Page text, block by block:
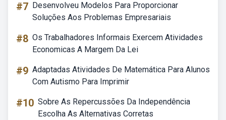
#7 Desenvolveu Modelos Para Proporcionar
Soluções Aos Problemas Empresariais
#8 Os Trabalhadores Informais Exercem Atividades
Economicas A Margem Da Lei
#9 Adaptadas Atividades De Matemática Para Alunos
Com Autismo Para Imprimir
#10 Sobre As Repercussões Da Independência
Escolha As Alternativas Corretas